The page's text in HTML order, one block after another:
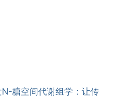
糖空间代谢组学：让传